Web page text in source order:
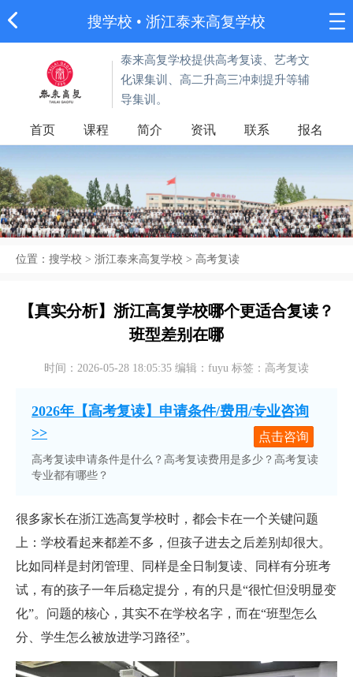
搜学校 • 浙江泰来高复学校
泰来高复学校提供高考复读、艺考文
化课集训、高二升高三冲刺提升等辅
导集训。
首页 课程 简介 资讯 联系 报名
位置： 搜学校 > 浙江泰来高复学校 > 高考复读
【真实分析】浙江高复学校哪个更适合复读？
班型差别在哪
时间：2026-05-28 18:05:35 编辑：fuyu 标签：高考复读
2026年【高考复读】申请条件/费用/专业咨询
>>
高考复读申请条件是什么？高考复读费用是多少？高考复读
专业都有哪些？
点击咨询
很多家长在浙江选高复学校时，都会卡在一个关键问题
上：学校看起来都差不多，但孩子进去之后差别却很大。
比如同样是封闭管理、同样是全日制复读、同样有分班考
试，有的孩子一年后稳定提分，有的只是“很忙但没明显变
化”。问题的核心，其实不在学校名字，而在“班型怎么
分、学生怎么被放进学习路径”。